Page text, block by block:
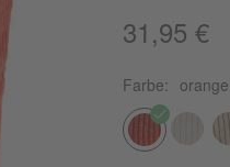
31,95 €
Farbe: orange